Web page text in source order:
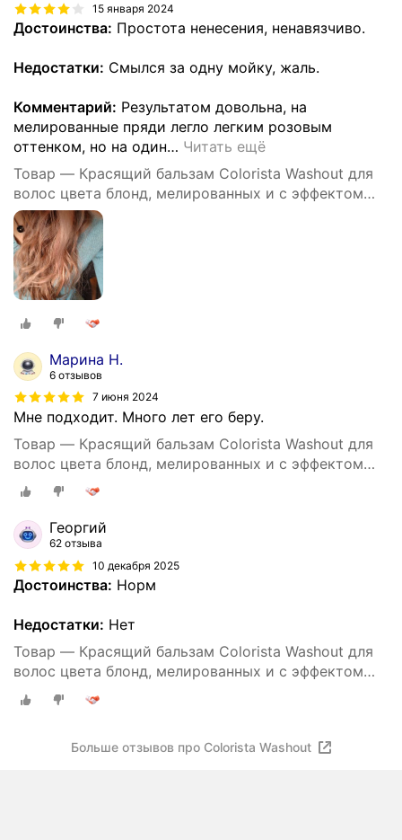
15 января 2024
Достоинства: Простота ненесения, ненавязчиво.
Недостатки: Смылся за одну мойку, жаль.
Комментарий: Результатом довольна, на
мелированные пряди легло легким розовым
оттенком, но на один… Читать ещё
Товар — Красящий бальзам Colorista Washout для
волос цвета блонд, мелированных и с эффектом
Омбре, оттенок розовый
Марина Н.
6 отзывов
7 июня 2024
Мне подходит. Много лет его беру.
Товар — Красящий бальзам Colorista Washout для
волос цвета блонд, мелированных и с эффектом
Омбре, оттенок розовый.
Георгий
62 отзыва
10 декабря 2025
Достоинства: Норм
Недостатки: Нет
Товар — Красящий бальзам Colorista Washout для
волос цвета блонд, мелированных и с эффектом
Омбре, оттенок розовый.
Больше отзывов про Colorista Washout